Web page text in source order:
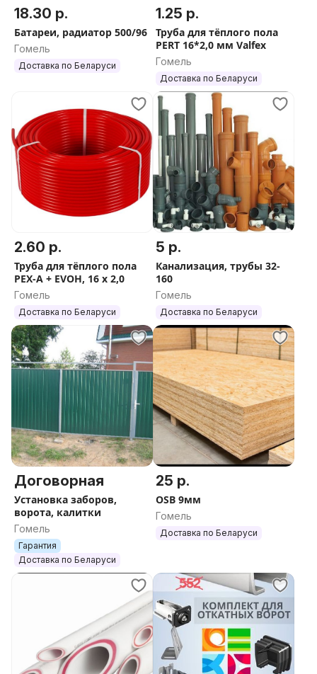
18.30 р.
Батареи, радиатор 500/96
Гомель
Доставка по Беларуси
1.25 р.
Труба для тёплого пола
PERT 16*2,0 мм Valfex
Гомель
Доставка по Беларуси
2.60 р.
Труба для тёплого пола
PEX-A + EVOH, 16 x 2,0
Гомель
Доставка по Беларуси
5 р.
Канализация, трубы 32-
160
Гомель
Доставка по Беларуси
Договорная
Установка заборов,
ворота, калитки
Гомель
Гарантия
Доставка по Беларуси
25 р.
OSB 9мм
Гомель
Доставка по Беларуси